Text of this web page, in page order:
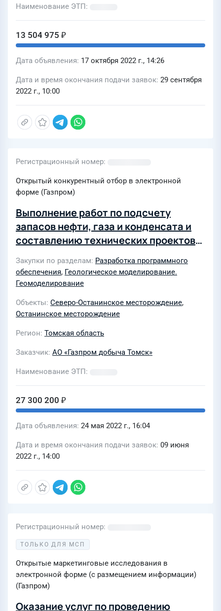
Наименование ЭТП
13 504 975 ₽
Дата объявления 17 октября 2022 г., 14:26
Дата и время окончания подачи заявок 29 сентября
2022 г., 10:00
Регистрационный номер
Открытый конкурентный отбор в электронной
форме (Газпром)
Выполнение работ по подсчету
запасов нефти, газа и конденсата и
составлению технических проектов
разработки по Северо-Останинскому
и Останинскому месторождениям для
нужд АО «Газпром добыча Томск»
Закупки по разделам
Разработка программного
обеспечения, Геологическое моделирование.
Геомоделирование
Объекты Северо-Останинское месторождение,
Останинское месторождение
Регион Томская область
Заказчик АО «Газпром добыча Томск»
Наименование ЭТП
27 300 200 ₽
Дата объявления 24 мая 2022 г., 16:04
Дата и время окончания подачи заявок 09 июня
2022 г., 14:00
Регистрационный номер
ТОЛЬКО ДЛЯ МСП
Открытые маркетинговые исследования в
электронной форме (с размещением информации)
(Газпром)
Оказание услуг по проведению